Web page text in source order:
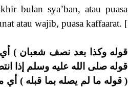
bulan sya’ban, atau puasa
atau wajib, puasa kaffaarat. [
قوله وكذا بعد نصف شعبان )
قوله صلى الله عليه وسلم إذا
( قوله ما لم يصله بما قبله )